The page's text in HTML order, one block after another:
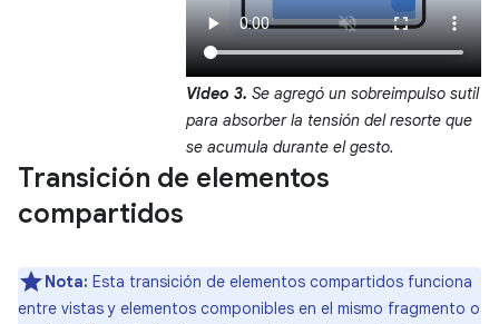
Video 3. Se agregó un sobreimpulso sutil
para absorber la tensión del resorte que
se acumula durante el gesto.
Transición de elementos
compartidos
Nota: Esta transición de elementos compartidos funciona
entre vistas y elementos componibles en el mismo fragmento o